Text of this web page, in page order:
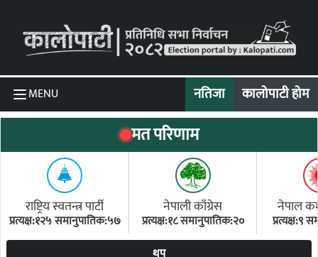
MENU नतिजा कालोपाटी होम
मत परिणाम
राष्ट्रिय स्वतन्त्र पार्टी
प्रत्यक्ष:१२५ समानुपातिक:५७
नेपाली काँग्रेस
प्रत्यक्ष:१८ समानुपातिक:२०
नेपाल
प्रत्यक्ष:९